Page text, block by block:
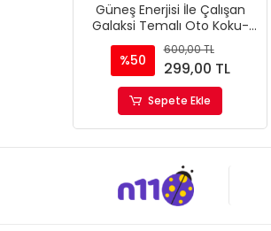
Güneş Enerjisi İle Çalışan
Galaksi Temalı Oto Koku-
Kırmızı Renk
%50
600,00 TL
299,00 TL
Sepete Ekle